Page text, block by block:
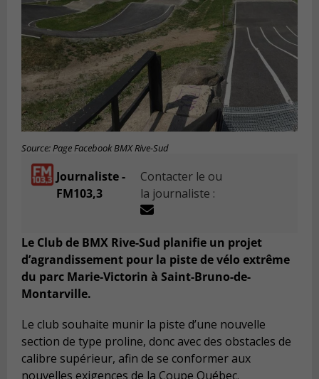
Source: Page Facebook BMX Rive-Sud
Journaliste -
FM103,3
Contacter le ou
la journaliste :
Le Club de BMX Rive-Sud planifie un projet
d’agrandissement pour la piste de vélo extrême
du parc Marie-Victorin à Saint-Bruno-de-
Montarville.
Le club souhaite munir la piste d’une nouvelle
section de type proline, donc avec des obstacles de
calibre supérieur, afin de se conformer aux
nouvelles exigences de la Coupe Québec.